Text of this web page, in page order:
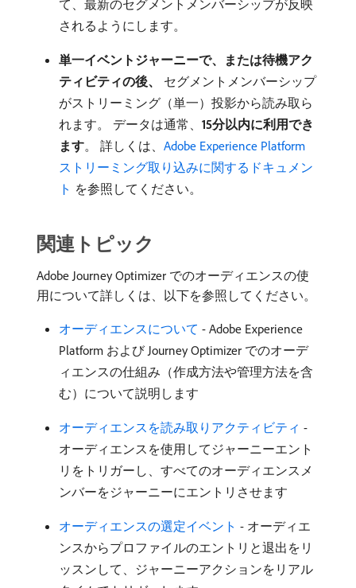
て、最新のセグメントメンバーシップが反映
されるようにします。
単一イベントジャーニーで、または待機アク
ティビティの後、
セグメントメンバーシップ
がストリーミング（単一）投影から読み取ら
れます。 データは通常、 15分以内に利用でき
ます。 詳しくは、 Adobe Experience Platform
ストリーミング取り込みに関するドキュメン
ト ​ を参照してください。
関連トピック
Adobe Journey Optimizer でのオーディエンスの使
用について詳しくは、以下を参照してください。
オーディエンスについて - Adobe Experience
Platform および Journey Optimizer でのオーデ
ィエンスの仕組み（作成方法や管理方法を含
む）について説明します
オーディエンスを読み取りアクティビティ -
オーディエンスを使用してジャーニーエント
リをトリガーし、すべてのオーディエンスメ
ンバーをジャーニーにエントリさせます
オーディエンスの選定イベント - オーディエ
ンスからプロファイルのエントリと退出をリ
ッスンして、ジャーニーアクションをリアル